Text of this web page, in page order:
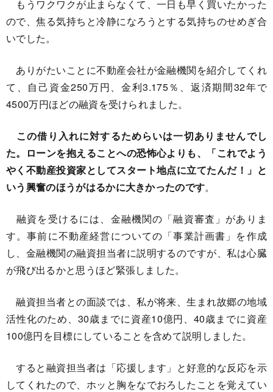
もうワクワクが止まらなくて、一日も早く買いたかった
ので、焦る気持ちと冷静になろうとする気持ちのせめぎ合
いでした。
ありがたいことに不動産会社が金融機関を紹介してくれ
て、自己資金250万円、金利3.175％、返済期間32年で
4500万円ほどの融資を受けられました。
この借り入れに対するためらいは一切ありませんでし
た。ローンを抱えることへの恐怖心よりも、「これでよう
やく不動産投資家としてスタート地点に立てたんだ！」と
いう興奮のほうがはるかに大きかったのです。
融資を受けるには、金融機関の「融資審査」がありま
す。事前に不動産経営についての「事業計画書」を作成
し、金融機関の融資担当者に説明するのですが、私は心臓
が飛び出るかと思うほど緊張しました。
融資担当者との面談では、私が将来、生まれ故郷の地域
活性化のため、30歳までに資産10億円、40歳までに資産
100億円を目標にしていることを含めて説明しました。
すると融資担当者は「応援します」と好意的な反応を示
してくれたので、ホッと胸をなでおろしたことを覚えてい